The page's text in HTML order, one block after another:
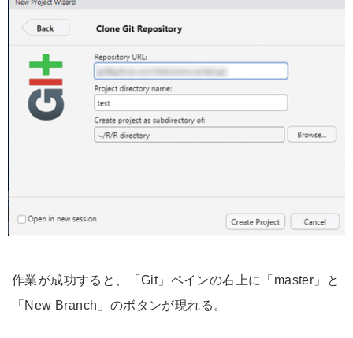
作業が成功すると、「Git」ペインの右上に「master」と
「New Branch」のボタンが現れる。